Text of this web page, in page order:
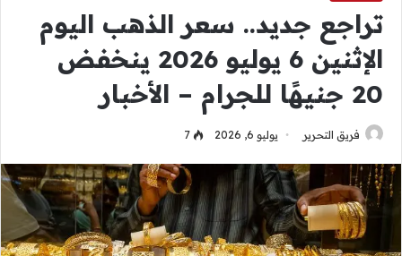
تراجع جديد.. سعر الذهب اليوم
الإثنين 6 يوليو 2026 ينخفض
20 جنيهًا للجرام – الأخبار
فريق التحرير يوليو 6, 2026 7